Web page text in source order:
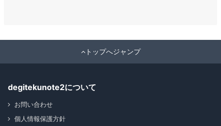
トップへジャンプ
degitekunote2について
お問い合わせ
個人情報保護方針